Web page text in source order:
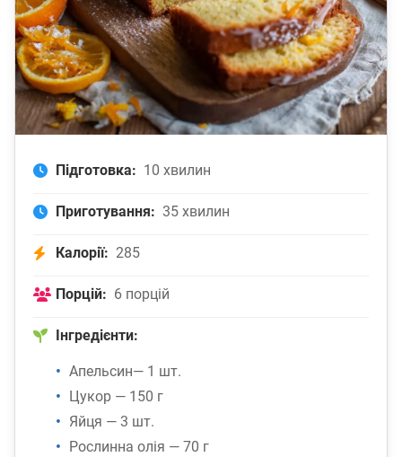
Підготовка: 10 хвилин
Приготування: 35 хвилин
Калорії: 285
Порцій: 6 порцій
Інгредієнти:
Апельсин— 1 шт.
Цукор — 150 г
Яйця — 3 шт.
Рослинна олія — 70 г